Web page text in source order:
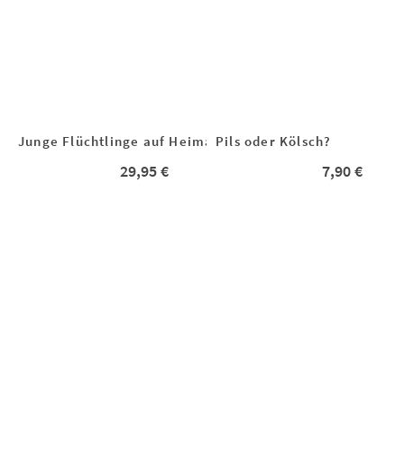
Junge Flüchtlinge auf Heimatsuche
29,95€
Pils oder Kölsch?
7,90€